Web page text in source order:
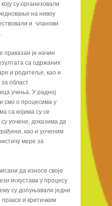
су организовали
на нивоу
и чланови
је начин
са одржаних
и родитеље, као и
област
учења. У радној
смо о процесима у
са којима су се
су уочене, доказима да
као и уоченим
мере за
да износе своје
искустава у процесу
су допуњавали једни
и критичким